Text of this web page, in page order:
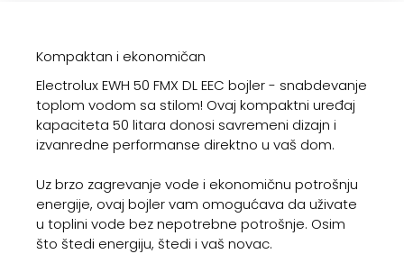
Kompaktan i ekonomičan
Electrolux EWH 50 FMX DL EEC bojler - snabdevanje
toplom vodom sa stilom! Ovaj kompaktni uređaj
kapaciteta 50 litara donosi savremeni dizajn i
izvanredne performanse direktno u vaš dom.
Uz brzo zagrevanje vode i ekonomičnu potrošnju
energije, ovaj bojler vam omogućava da uživate
u toplini vode bez nepotrebne potrošnje. Osim
što štedi energiju, štedi i vaš novac.